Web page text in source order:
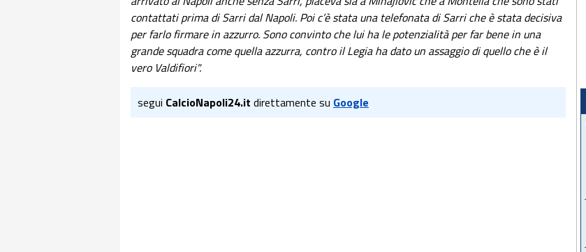
contattati prima di Sarri dal Napoli. Poi c’è stata una telefonata di Sarri che è stata decisiva
per farlo firmare in azzurro. Sono convinto che lui ha le potenzialità per far bene in una
grande squadra come quella azzurra, contro il Legia ha dato un assaggio di quello che è il
vero Valdifiori".
segui CalcioNapoli24.it direttamente su Google